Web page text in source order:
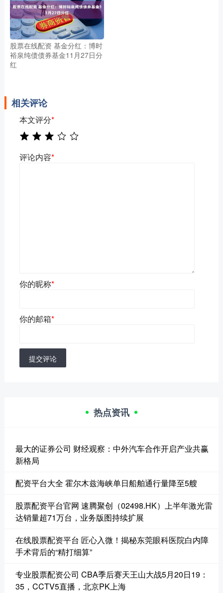
股票在线配资 基金分红：博时
裕泉纯债债券基金11月27日分
红
相关评论
本文评分*
评论内容*
你的昵称*
你的邮箱*
提交评论
热点资讯
最大的证券公司 财经观察：中外汽车合作开启产业共赢
新格局
配资平台大全 霍尔木兹海峡单日船舶通行量降至5艘
股票配资平台官网 速腾聚创（02498.HK）上半年激光雷
达销量超71万台，业务版图持续扩展
在线股票配资平台 匠心入微！揭秘东莞眼科医院白内障
手术背后的“精打细算”
专业股票配资公司 CBA季后赛天王山大战5月20日19：
35，CCTV5直播，北京PK上海